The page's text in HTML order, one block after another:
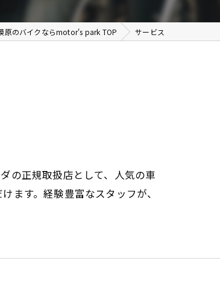
原のバイクならmotor's park TOP サービス
の正規取扱店として、人気の車
ます。経験豊富なスタッフが、